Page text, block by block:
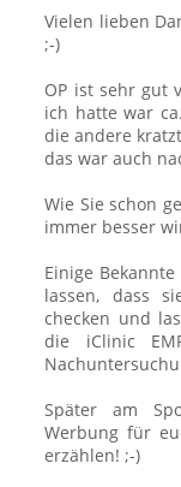
Vielen lieben
;-)
OP ist sehr gut
ich hatte war
die andere
das war auch
Wie Sie schon
immer besser
Einige
lassen, dass
checken und
die iClinic
Später am
Werbung für
erzählen! ;-)